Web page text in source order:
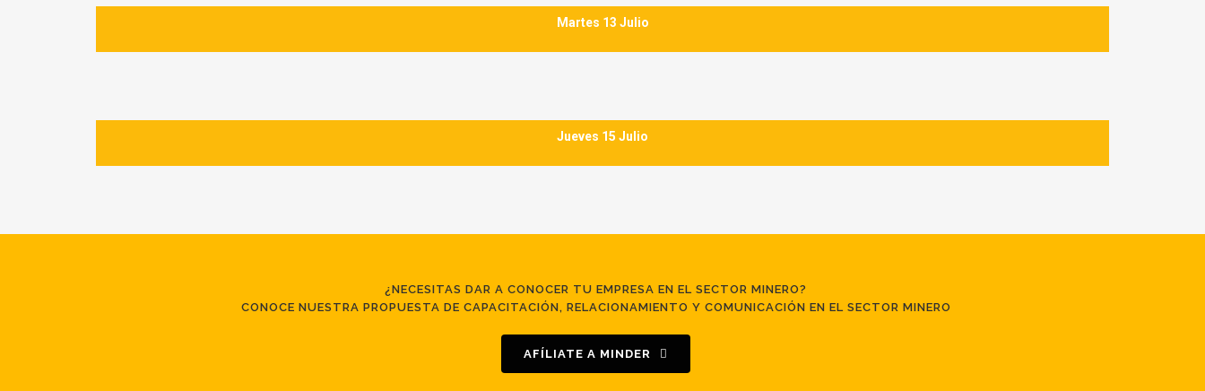
Martes 13 Julio
Jueves 15 Julio
¿NECESITAS DAR A CONOCER TU EMPRESA EN EL SECTOR MINERO?
CONOCE NUESTRA PROPUESTA DE CAPACITACIÓN, RELACIONAMIENTO Y COMUNICACIÓN EN EL SECTOR MINERO
AFÍLIATE A MINDER